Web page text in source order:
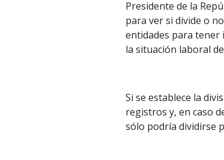
Presidente de la
para ver si divide o
entidades para tener
la situación laboral
Si se establece la
registros y, en caso
sólo podría dividirse